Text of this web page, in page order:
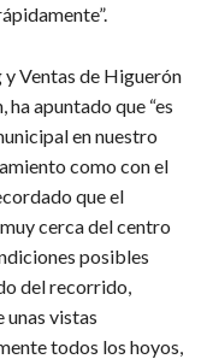
Ventas de Higuerón
apuntado que “es
en nuestro
como con el
que el
cerca del centro
posibles
del recorrido,
vistas
todos los hoyos,